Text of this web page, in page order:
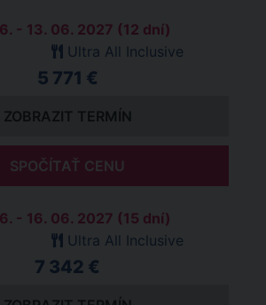
- 13. 06. 2027 (12 dní)
Ultra All Inclusive
5 771 €
ZOBRAZIT TERMÍN
SPOČÍTAŤ CENU
- 16. 06. 2027 (15 dní)
Ultra All Inclusive
7 342 €